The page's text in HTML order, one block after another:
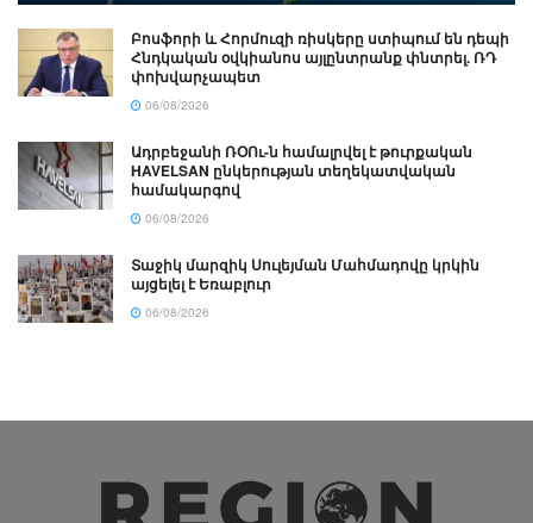
Բոսֆորի և Հորմուզի ռիսկերը ստիպում են դեպի
Հնդկական օվկիանոս այլընտրանք փնտրել. ՌԴ
փոխվարչապետ
06/08/2026
Ադրբեջանի ՌՕՈւ-ն համալրվել է թուրքական
HAVELSAN ընկերության տեղեկատվական
համակարգով
06/08/2026
Տաջիկ մարզիկ Սուլեյման Մահմադովը կրկին
այցելել է Եռաբլուր
06/08/2026